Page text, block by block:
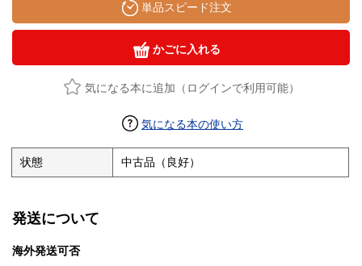
単品スピード注文
かごに入れる
気になる本に追加（ログインで利用可能）
気になる本の使い方
状態 中古品（良好）
発送について
海外発送可否